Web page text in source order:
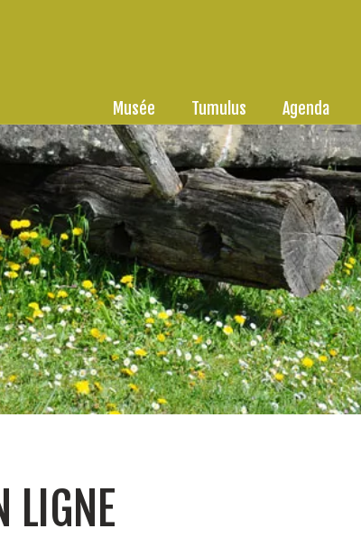
Musée Tumulus Agenda
LIGNE